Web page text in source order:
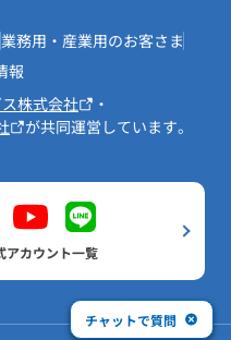
業務用・産業用のお客さま
報
株式会社
・
が共同運営しています。
アカウント一覧
チャットで質問